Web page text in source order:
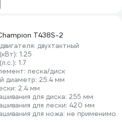
T438S-2
двухтактный
1.25
1.7
леска/диск
диаметр: 25.4 мм
2.4 мм
для диска: 255 мм
для лески: 420 мм
для ножа: не применимо